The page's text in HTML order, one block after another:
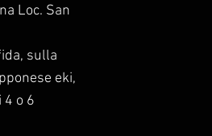
Loc. San
sulla
eki,
4 o 6